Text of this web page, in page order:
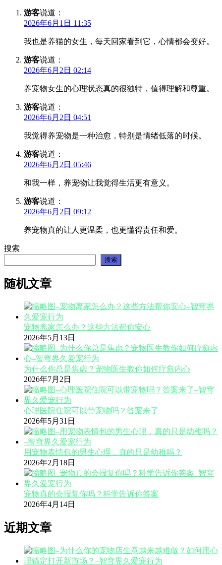
游客说道：
2026年6月1日 11:35
我也是养猫的女生，每天回家看到它，心情都会变好。
游客说道：
2026年6月2日 02:14
养宠物女生的心理状态真的很独特，值得理解和尊重。
游客说道：
2026年6月2日 04:51
我觉得养宠物是一种治愈，特别是情绪低落的时候。
游客说道：
2026年6月2日 05:46
和我一样，养宠物让我觉得生活更有意义。
游客说道：
2026年6月2日 09:12
养宠物真的让人更温柔，也更懂得责任和爱。
搜索
搜索
随机文章
宠物离家怎么办？这些方法帮你安心
2026年5月13日
为什么你总是焦虑？宠物医生教你如何疗愈内心
2026年7月2日
心理医院住院可以带宠物吗？答案来了
2026年5月31日
用宠物表情包的男生心理，真的只是幼稚吗？
2026年2月18日
宠物真的会报复你吗？科学告诉你答案
2026年4月14日
近期文章